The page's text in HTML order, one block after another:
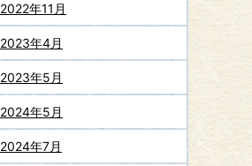
2022年11月
2023年4月
2023年5月
2024年5月
2024年7月